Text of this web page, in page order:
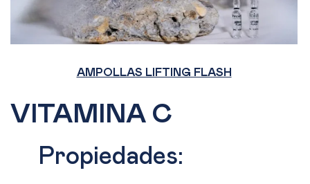
AMPOLLAS LIFTING FLASH
VITAMINA C
Propiedades: